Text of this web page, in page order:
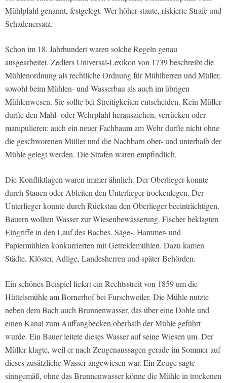
Mühlpfahl genannt, festgelegt. Wer höher staute, riskierte Strafe und
Schadenersatz.
Schon im 18. Jahrhundert waren solche Regeln genau
ausgearbeitet. Zedlers Universal-Lexikon von 1739 beschreibt die
Mühlenordnung als rechtliche Ordnung für Mühlherren und Müller,
sowohl beim Mühlen- und Wasserbau als auch im übrigen
Mühlenwesen. Sie sollte bei Streitigkeiten entscheiden. Kein Müller
durfte den Mahl- oder Wehrpfahl herausziehen, verrücken oder
manipulieren; auch ein neuer Fachbaum am Wehr durfte nicht ohne
die geschworenen Müller und die Nachbarn ober- und unterhalb der
Mühle gelegt werden. Die Strafen waren empfindlich.
Die Konfliktlagen waren immer ähnlich. Der Oberlieger konnte
durch Stauen oder Ableiten den Unterlieger trockenlegen. Der
Unterlieger konnte durch Rückstau den Oberlieger beeinträchtigen.
Bauern wollten Wasser zur Wiesenbewässerung. Fischer beklagten
Eingriffe in den Lauf des Baches. Säge-, Hammer- und
Papiermühlen konkurrierten mit Getreidemühlen. Dazu kamen
Städte, Klöster, Adlige, Landesherren und später Behörden.
Ein schönes Beispiel liefert ein Rechtsstreit von 1859 um die
Hüttelsmühle am Bornerhof bei Furschweiler. Die Mühle nutzte
neben dem Bach auch Brunnenwasser, das über eine Dohle und
einen Kanal zum Auffangbecken oberhalb der Mühle geführt
wurde. Ein Bauer leitete dieses Wasser auf seine Wiesen um. Der
Müller klagte, weil er nach Zeugenaussagen gerade im Sommer auf
dieses zusätzliche Wasser angewiesen war. Ein Zeuge sagte
sinngemäß, ohne das Brunnenwasser könne die Mühle in trockenen